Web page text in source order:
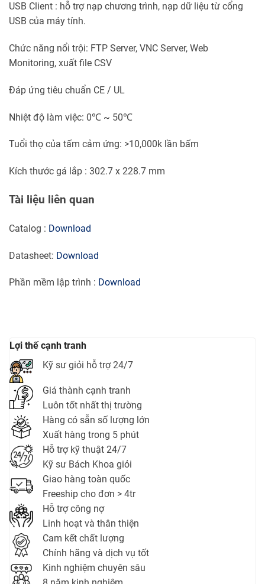
Lợi thế cạnh tranh
Kỹ sư giỏi hỗ trợ 24/7
Giá thành cạnh tranh
Luôn tốt nhất thị trường
Hàng có sẵn số lượng lớn
Xuất hàng trong 5 phút
Hỗ trợ kỹ thuật 24/7
Kỹ sư Bách Khoa giỏi
Giao hàng toàn quốc
Freeship cho đơn > 4tr
Hỗ trợ công nợ
Linh hoạt và thân thiện
Cam kết chất lượng
Chính hãng và dịch vụ tốt
Kinh nghiệm chuyên sâu
USB Client : hỗ trợ nạp chương trình, nạp dữ liệu từ cổng
USB của máy tính.
Chức năng nổi trội: FTP Server, VNC Server, Web
Monitoring, xuất file CSV
Đáp ứng tiêu chuẩn CE / UL
Nhiệt độ làm việc: 0℃ ~ 50℃
Tuổi thọ của tấm cảm ứng: >10,000k lần bấm
Kích thước gá lắp : 302.7 x 228.7 mm
Tài liệu liên quan
Catalog : Download
Datasheet: Download
Phần mềm lập trình : Download